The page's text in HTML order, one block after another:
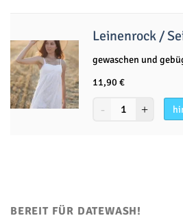
Leinenrock /
gewaschen und
11,90 €
BEREIT FÜR DATEWASH!